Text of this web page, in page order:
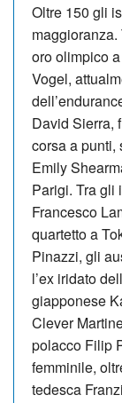
Oltre 150 gli
oro olimpico
Vogel,
David Sierra,
corsa a punti,
Emily
Parigi. Tra gli
Francesco
quartetto a
Pinazzi, gli
l’ex iridato
giapponese
Clever
polacco Filip
femminile,
tedesca